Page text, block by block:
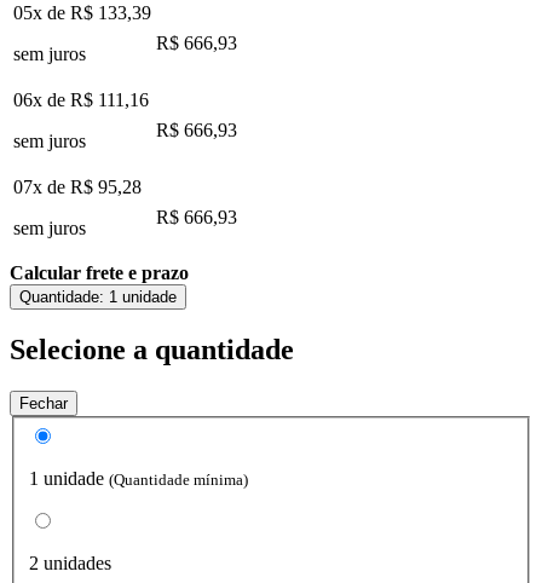
05x de R$ 133,39
sem juros
R$ 666,93
06x de R$ 111,16
sem juros
R$ 666,93
07x de R$ 95,28
sem juros
R$ 666,93
Calcular frete e prazo
Quantidade: 1 unidade
Selecione a quantidade
Fechar
1 unidade (Quantidade mínima)
2 unidades